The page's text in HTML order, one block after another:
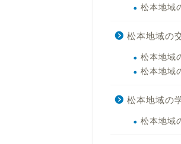
松本地域
松本地域の
松本地域
松本地域
松本地域の
松本地域